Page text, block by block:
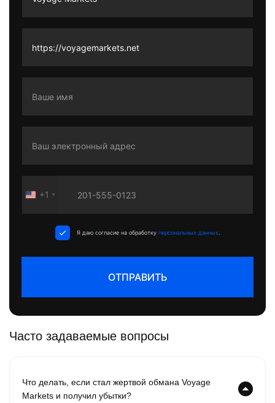
United
+1
Я даю согласие на обработку персональных данных.
ОТПРАВИТЬ
Часто задаваемые вопросы
Что делать, если стал жертвой обмана Voyage
Markets и получил убытки?